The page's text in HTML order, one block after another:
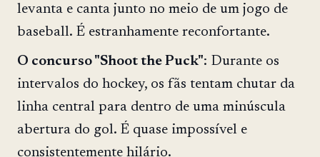
levanta e canta junto no meio de um jogo de
baseball. É estranhamente reconfortante.
O concurso "Shoot the Puck": Durante os
intervalos do hockey, os fãs tentam chutar da
linha central para dentro de uma minúscula
abertura do gol. É quase impossível e
consistentemente hilário.